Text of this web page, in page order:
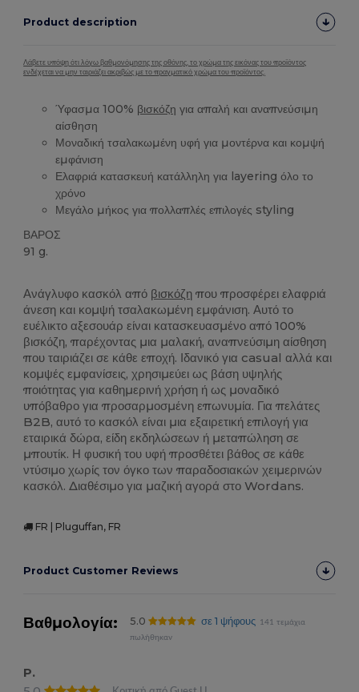
Product description
Λάβετε υπόψη ότι λόγω βαθμονόμησης της οθόνης, το χρώμα της εικόνας του προϊόντος
ενδέχεται να μην ταιριάζει ακριβώς με το πραγματικό χρώμα του προϊόντος.
Ύφασμα 100% βισκόζη για απαλή και αναπνεύσιμη
αίσθηση
Μοναδική τσαλακωμένη υφή για μοντέρνα και κομψή
εμφάνιση
Ελαφριά κατασκευή κατάλληλη για layering όλο το
χρόνο
Μεγάλο μήκος για πολλαπλές επιλογές styling
ΒΑΡΟΣ
91 g.
Ανάγλυφο κασκόλ από βισκόζη που προσφέρει ελαφριά
άνεση και κομψή τσαλακωμένη εμφάνιση. Αυτό το
ευέλικτο αξεσουάρ είναι κατασκευασμένο από 100%
βισκόζη, παρέχοντας μια μαλακή, αναπνεύσιμη αίσθηση
που ταιριάζει σε κάθε εποχή. Ιδανικό για casual αλλά και
κομψές εμφανίσεις, χρησιμεύει ως βάση υψηλής
ποιότητας για καθημερινή χρήση ή ως μοναδικό
υπόβαθρο για προσαρμοσμένη επωνυμία. Για πελάτες
B2B, αυτό το κασκόλ είναι μια εξαιρετική επιλογή για
εταιρικά δώρα, είδη εκδηλώσεων ή μεταπώληση σε
μπουτίκ. Η φυσική του υφή προσθέτει βάθος σε κάθε
ντύσιμο χωρίς τον όγκο των παραδοσιακών χειμερινών
κασκόλ. Διαθέσιμο για μαζική αγορά στο Wordans.
FR | Pluguffan, FR
Product Customer Reviews
Βαθμολογία: 5.0 σε 1 ψήφους
141 τεμάχια
πωλήθηκαν
P.